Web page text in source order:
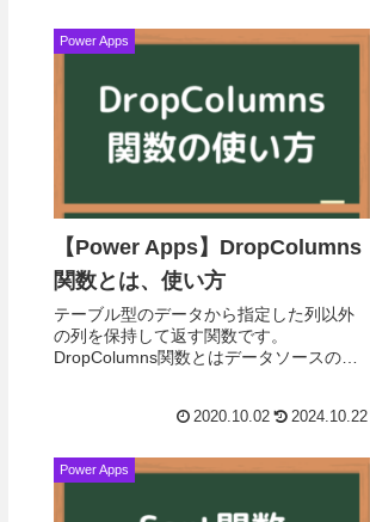
Power Apps
【Power Apps】DropColumns
関数とは、使い方
テーブル型のデータから指定した列以外
の列を保持して返す関数です。
DropColumns関数とはデータソースの列
の列を削除して... 2020.10.02 2024.10.22
Power Apps